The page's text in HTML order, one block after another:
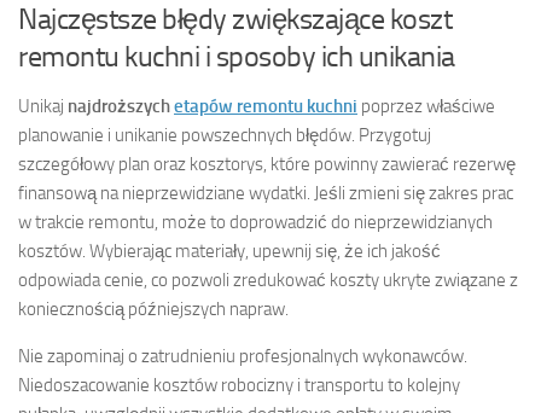
Najczęstsze błędy zwiększające koszt
remontu kuchni i sposoby ich unikania
Unikaj najdroższychetapów remontu kuchni poprzez właściwe
planowanie i unikanie powszechnych błędów. Przygotuj
szczegółowy plan oraz kosztorys, które powinny zawierać rezerwę
finansową na nieprzewidziane wydatki. Jeśli zmieni się zakres prac
w trakcie remontu, może to doprowadzić do nieprzewidzianych
kosztów. Wybierając materiały, upewnij się, że ich jakość
odpowiada cenie, co pozwoli zredukować koszty ukryte związane z
koniecznością późniejszych napraw.
Nie zapominaj o zatrudnieniu profesjonalnych wykonawców.
Niedoszacowanie kosztów robocizny i transportu to kolejny